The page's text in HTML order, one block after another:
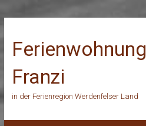
Ferienwohnung
Franzi
in der Ferienregion Werdenfelser Land